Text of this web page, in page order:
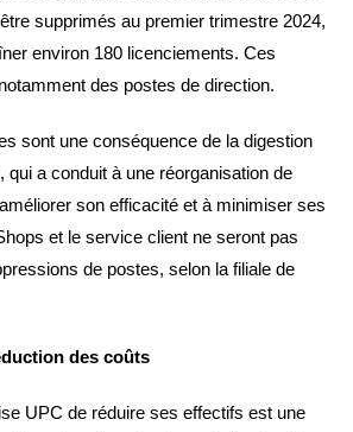
supprimés au premier trimestre 2024,
environ 180 licenciements. Ces
des postes de direction.
sont une conséquence de la digestion
qui a conduit à une réorganisation de
son efficacité et à minimiser ses
et le service client ne seront pas
de postes, selon la filiale de
des coûts
UPC de réduire ses effectifs est une